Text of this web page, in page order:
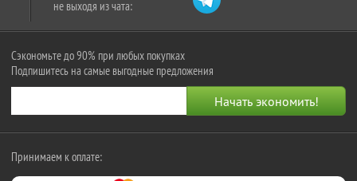
не выходя из чата:
Сэкономьте до 90% при любых покупках
Подпишитесь на самые выгодные предложения
Принимаем к оплате: